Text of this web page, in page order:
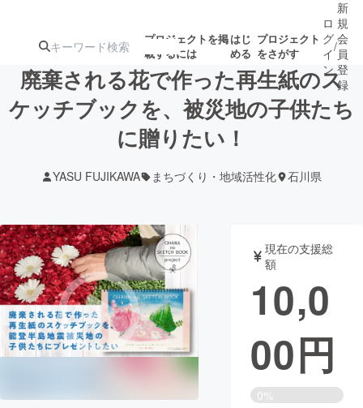
プロジェクトを掲
載するには
はじ
める
プロジェクト
をさがす
注目の新着プロ募集終了が近いプ
テクノロジー・ガジェット
映像・映画 書籍・雑誌
ビジネス・起業 チャレンジ
まちづくり・地域活性化
ロ
グ
イ
ン
/
新
規
会
員
登
録
廃棄される花で作った再生紙のス
ケッチブックを、被災地の子供たち
に贈りたい！
YASU FUJIKAWA まちづくり・地域活性化 石川県
現在の支援総
額
10,0
00円
0%